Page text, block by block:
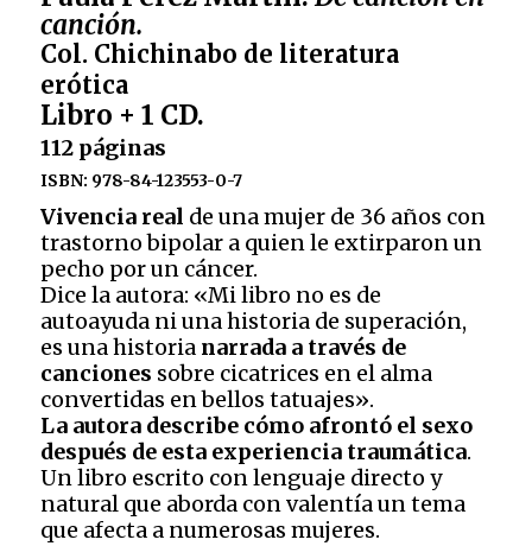
en
canción.
Col.
Chichinabo
de
literatura
eróticaLibro
+
1
CD.
112
páginasISBN:
978-
84-
123553-
0-
7
cantidad
canción.
Col. Chichinabo de literatura
erótica
Libro + 1 CD.
112 páginas
ISBN: 978-84-123553-0-7
Vivencia real de una mujer de 36 años con
trastorno bipolar a quien le extirparon un
pecho por un cáncer.
Dice la autora: «Mi libro no es de
autoayuda ni una historia de superación,
es una historia narrada a través de
canciones sobre cicatrices en el alma
convertidas en bellos tatuajes».
La autora describe cómo afrontó el sexo
después de esta experiencia traumática.
Un libro escrito con lenguaje directo y
natural que aborda con valentía un tema
que afecta a numerosas mujeres.